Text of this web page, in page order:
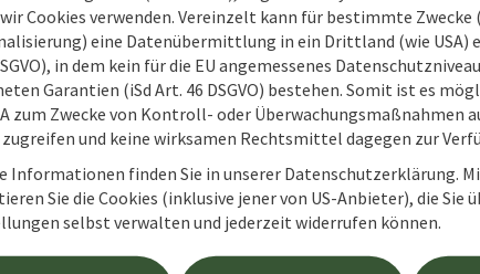
Cookies verwenden. Vereinzelt kann für bestimmte Zwecke
eine Datenübermittlung in ein Drittland (wie USA)
in dem kein für die EU angemessenes
Garantien (iSd Art. 46 DSGVO) bestehen. Somit ist es
zum Zwecke von Kontroll- oder Überwachungsmaßnahmen
und keine wirksamen Rechtsmittel dagegen zur
Informationen finden Sie in unserer Datenschutzerklärung.
Sie die Cookies (inklusive jener von US-Anbieter), die Sie
selbst verwalten und jederzeit widerrufen können.